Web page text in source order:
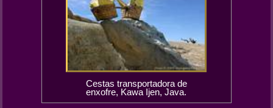
Cestas transportadora de
enxofre, Kawa Ijen, Java.